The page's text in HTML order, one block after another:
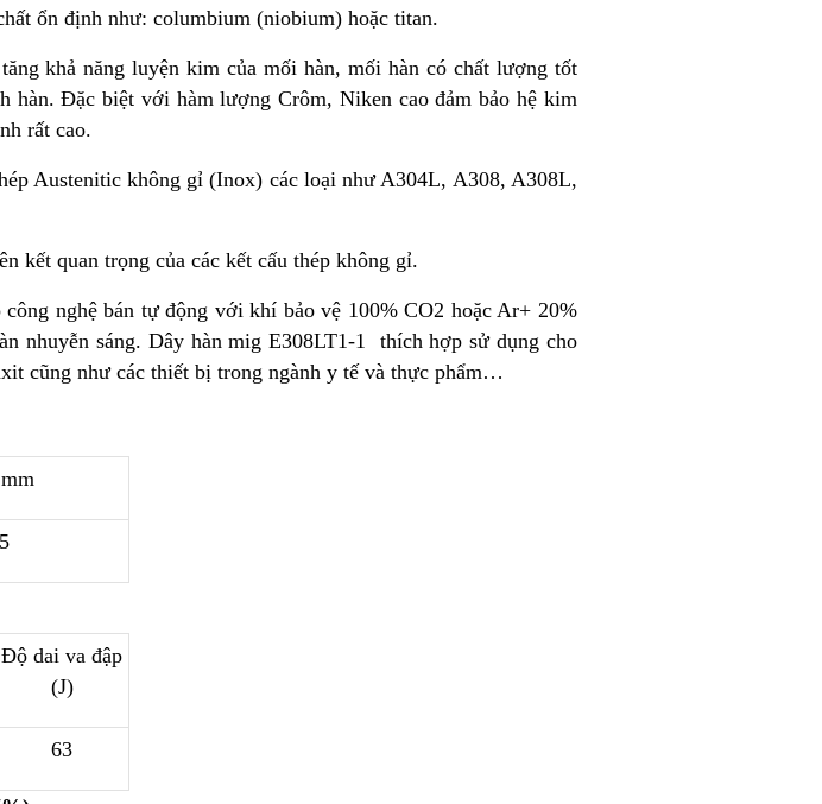
ổn định như: columbium (niobium) hoặc titan.
khả năng luyện kim của mối hàn, mối hàn có chất lượng tốt
Đặc biệt với hàm lượng Crôm, Niken cao đảm bảo hệ kim
rất cao.
Austenitic không gỉ (Inox) các loại như A304L, A308, A308L,
kết quan trọng của các kết cấu thép không gỉ.
nghệ bán tự động với khí bảo vệ 100% CO2 hoặc Ar+ 20%
nhuyễn sáng. Dây hàn mig E308LT1-1 thích hợp sử dụng cho
cũng như các thiết bị trong ngành y tế và thực phẩm…
Độ dai va đập
(J)
63